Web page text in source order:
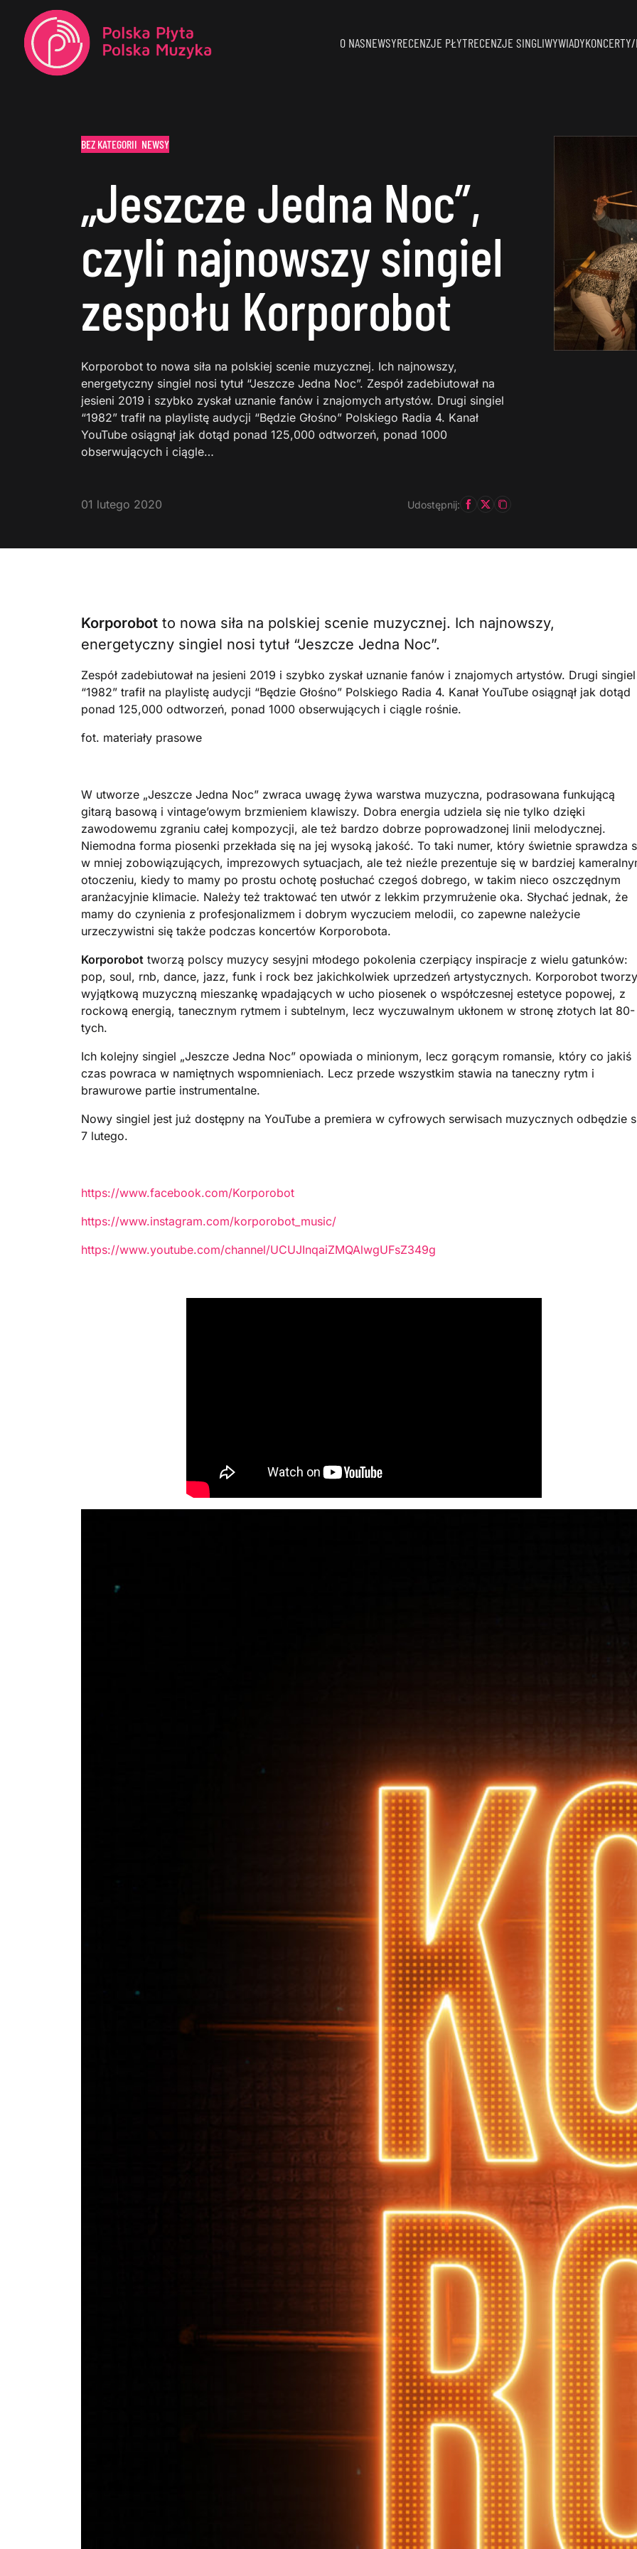
O NASNEWSYRECENZJE PŁYTRECENZJE SINGLIWYWIADY
BEZ KATEGORII NEWSY
„Jeszcze Jedna Noc”,
czyli najnowszy singiel
zespołu Korporobot
Korporobot to nowa siła na polskiej scenie muzycznej. Ich najnowszy,
energetyczny singiel nosi tytuł “Jeszcze Jedna Noc”. Zespół zadebiutował na
jesieni 2019 i szybko zyskał uznanie fanów i znajomych artystów. Drugi singiel
“1982” trafił na playlistę audycji “Będzie Głośno” Polskiego Radia 4. Kanał
YouTube osiągnął jak dotąd ponad 125,000 odtworzeń, ponad 1000
obserwujących i ciągle…
01 lutego 2020 Udostępnij:
Korporobot to nowa siła na polskiej scenie muzycznej. Ich najnowszy,
energetyczny singiel nosi tytuł “Jeszcze Jedna Noc”.
Zespół zadebiutował na jesieni 2019 i szybko zyskał uznanie fanów i znajomych artystów. Drugi singiel
“1982” trafił na playlistę audycji “Będzie Głośno” Polskiego Radia 4. Kanał YouTube osiągnął jak dotąd
ponad 125,000 odtworzeń, ponad 1000 obserwujących i ciągle rośnie.
fot. materiały prasowe
W utworze „Jeszcze Jedna Noc” zwraca uwagę żywa warstwa muzyczna, podrasowana funkującą
gitarą basową i vintage’owym brzmieniem klawiszy. Dobra energia udziela się nie tylko dzięki
zawodowemu zgraniu całej kompozycji, ale też bardzo dobrze poprowadzonej linii melodycznej.
Niemodna forma piosenki przekłada się na jej wysoką jakość. To taki numer, który świetnie sprawdza
w mniej zobowiązujących, imprezowych sytuacjach, ale też nieźle prezentuje się w bardziej
otoczeniu, kiedy to mamy po prostu ochotę posłuchać czegoś dobrego, w takim nieco oszczędnym
aranżacyjnie klimacie. Należy też traktować ten utwór z lekkim przymrużenie oka. Słychać jednak, że
mamy do czynienia z profesjonalizmem i dobrym wyczuciem melodii, co zapewne należycie
urzeczywistni się także podczas koncertów Korporobota.
Korporobot tworzą polscy muzycy sesyjni młodego pokolenia czerpiący inspiracje z wielu gatunków:
pop, soul, rnb, dance, jazz, funk i rock bez jakichkolwiek uprzedzeń artystycznych. Korporobot tworzy
wyjątkową muzyczną mieszankę wpadających w ucho piosenek o współczesnej estetyce popowej, z
rockową energią, tanecznym rytmem i subtelnym, lecz wyczuwalnym ukłonem w stronę złotych lat 80-
tych.
Ich kolejny singiel „Jeszcze Jedna Noc” opowiada o minionym, lecz gorącym romansie, który co jakiś
czas powraca w namiętnych wspomnieniach. Lecz przede wszystkim stawia na taneczny rytm i
brawurowe partie instrumentalne.
Nowy singiel jest już dostępny na YouTube a premiera w cyfrowych serwisach muzycznych odbędzie
7 lutego.
https://www.facebook.com/Korporobot
https://www.instagram.com/korporobot_music/
https://www.youtube.com/channel/UCUJInqaiZMQAlwgUFsZ349g